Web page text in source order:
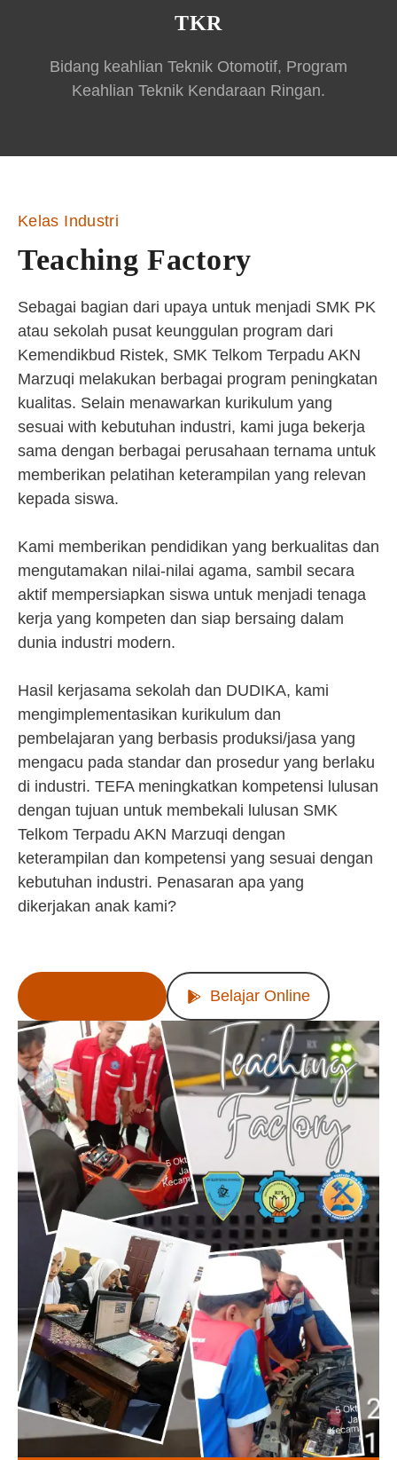
TKR
Bidang keahlian Teknik Otomotif, Program
Keahlian Teknik Kendaraan Ringan.
Kelas Industri
Teaching Factory
Sebagai bagian dari upaya untuk menjadi SMK PK
atau sekolah pusat keunggulan program dari
Kemendikbud Ristek, SMK Telkom Terpadu AKN
Marzuqi melakukan berbagai program peningkatan
kualitas. Selain menawarkan kurikulum yang
sesuai with kebutuhan industri, kami juga bekerja
sama dengan berbagai perusahaan ternama untuk
memberikan pelatihan keterampilan yang relevan
kepada siswa.
Kami memberikan pendidikan yang berkualitas dan
mengutamakan nilai-nilai agama, sambil secara
aktif mempersiapkan siswa untuk menjadi tenaga
kerja yang kompeten dan siap bersaing dalam
dunia industri modern.
Hasil kerjasama sekolah dan DUDIKA, kami
mengimplementasikan kurikulum dan
pembelajaran yang berbasis produksi/jasa yang
mengacu pada standar dan prosedur yang berlaku
di industri. TEFA meningkatkan kompetensi lulusan
dengan tujuan untuk membekali lulusan SMK
Telkom Terpadu AKN Marzuqi dengan
keterampilan dan kompetensi yang sesuai dengan
kebutuhan industri. Penasaran apa yang
dikerjakan anak kami?
Belajar Online